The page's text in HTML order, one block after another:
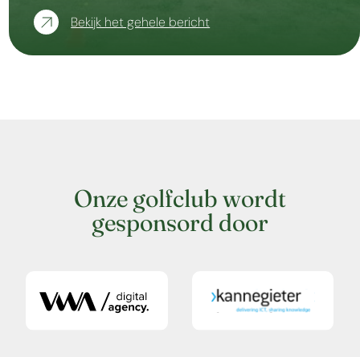
Bekijk het gehele bericht
Onze golfclub wordt
gesponsord door